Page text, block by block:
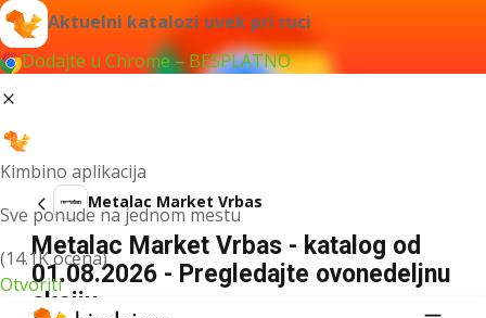
Aktuelni katalozi uvek pri ruci
Dodajte u Chrome – BESPLATNO
Kimbino aplikacija
Sve ponude na jednom mestu
(14.1K ocena)
Otvoriti
Metalac Market Vrbas
Metalac Market Vrbas - katalog od
01.08.2026 - Pregledajte ovonedeljnu
akciju